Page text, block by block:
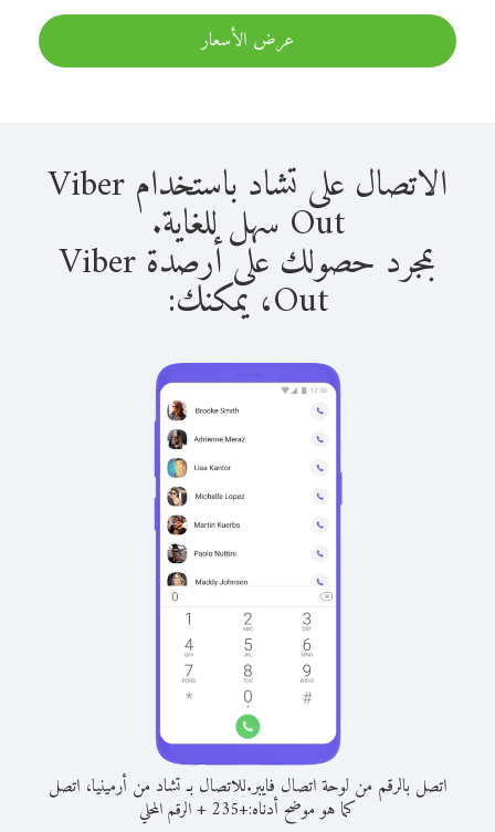
عرض الأسعار
الاتصال على تشاد باستخدام Viber
Out سهل للغاية.
بمجرد حصولك على أرصدة Viber
Out، يمكنك:
اتصل بالرقم من لوحة اتصال فايبر.للاتصال بـ تشاد من أرمينيا، اتصل
كما هو موضح أدناه:+
235
+الرقم المحلي